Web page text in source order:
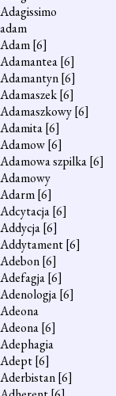
Adagissimo
adam
Adam[6]
Adamantea[6]
Adamantyn[6]
Adamaszek[6]
Adamaszkowy[6]
Adamita[6]
Adamow[6]
Adamowa szpilka[6]
Adamowy
Adarm[6]
Adcytacja[6]
Addycja[6]
Addytament[6]
Adebon[6]
Adefagja[6]
Adenologja[6]
Adeona
Adeona[6]
Adephagia
Adept[6]
Aderbistan[6]